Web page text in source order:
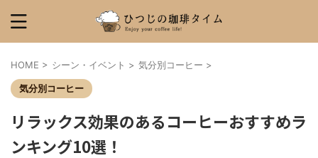
HOME > シーン・イベント > 気分別コーヒー >
気分別コーヒー
リラックス効果のあるコーヒーおすすめラ
ンキング10選！